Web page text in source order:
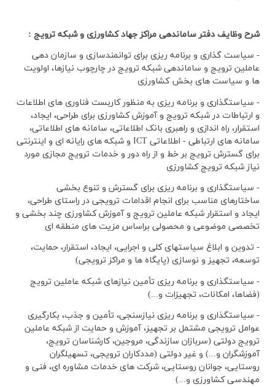
شرح وظايف دفتر ساماندهی مراکز جهاد کشاورزی و شبکه ترویج :
- سیاست گذاری و برنامه ریزی برای توانمندسازی و سازمان دهی
عاملین ترویج و ساماندهی شبکه ترویج در چارچوب نیازها، اولویت
ها و سیاست های بخش کشاورزی
- سیاستگذاری و برنامه ریزی به منظور کاربست فناوری های اطلاعات
و ارتباطات در شبکه ترویج و آموزش کشاورزی برای طراحی، ایجاد،
استقرار، راه اندازی و راهبری بانک اطلاعاتی، سامانه های اطلاعاتی،
سامانه های ارتباطی - اطلاعاتی
ICT و شبکه های رایانه ای و اینترنتی
برای گسترش ترویج بر خط و از راه دور و خدمات ترویج مجازی مورد
نیاز شبکه ترویج کشاورزی
- سیاستگذاری و برنامه ریزی برای گسترش و تنوع بخشی
ساختارهای مناسب براي انجام اقدامات ترویجی در راستای طراحی،
ایجاد و استقرار شبکه عاملین ترویج و آموزش کشاورزی چند بخشی و
تخصصی موضوعی و محصولی براساس مزیت های منطقه ای
- تدوین و ابلاغ سیاستهای کلی و اجرایی، ایجاد، استقرار، حمایت،
توسعه، تجهیز و نوسازی (پایگاه ها و مراکز ترویجی)
- سیاستگذاری و برنامه ریزی تأمین نیازهای شبکه عاملین ترویج
(فضاها، امکانات، تجهیزات و...)
- سیاستگذاری و برنامه ریزی نیازسنجی، تأمین و جذب، بکارگیری
عوامل ترویجی مشتمل بر تجهیز، آموزش و حمایت از شبکه عاملین
ترویج دولتی (سربازان سازندگی، مروجین، کارشناسان ترویج،
آموزشگران و...) و غیر دولتی (مددکاران ترویجی، تسهیلگران
روستایی، جوانان روستایی، شرکت های خدمات مشاوره ای، فنی و
مهندسی کشاورزی و...)